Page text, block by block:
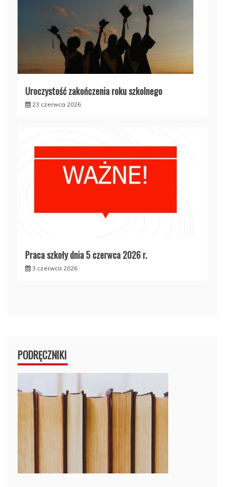
Uroczystość zakończenia roku szkolnego
23 czerwca 2026
Praca szkoły dnia 5 czerwca 2026 r.
3 czerwca 2026
PODRĘCZNIKI